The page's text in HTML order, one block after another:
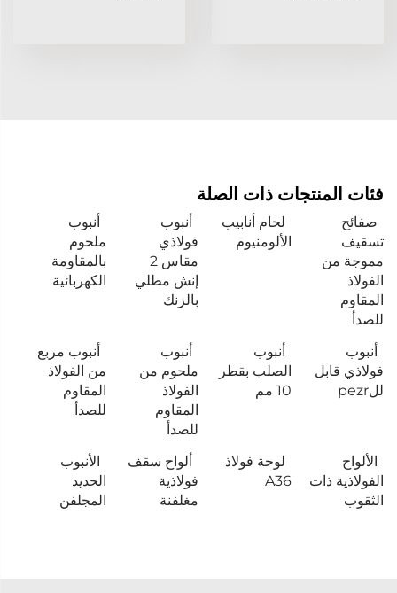
فئات المنتجات ذات الصلة
صفائح
تسقيف
مموجة من
الفولاذ
المقاوم
للصدأ
لحام أنابيب
الألومنيوم
أنبوب
فولاذي
مقاس 2
إنش مطلي
بالزنك
أنبوب
ملحوم
بالمقاومة
الكهربائية
أنبوب
فولاذي قابل
للpezr
أنبوب
الصلب بقطر
10 مم
أنبوب
ملحوم من
الفولاذ
المقاوم
للصدأ
أنبوب مربع
من الفولاذ
المقاوم
للصدأ
الألواح
الفولاذية ذات
الثقوب
لوحة فولاذ
A36
ألواح سقف
فولاذية
مغلفنة
الأنبوب
الحديد
المجلفن